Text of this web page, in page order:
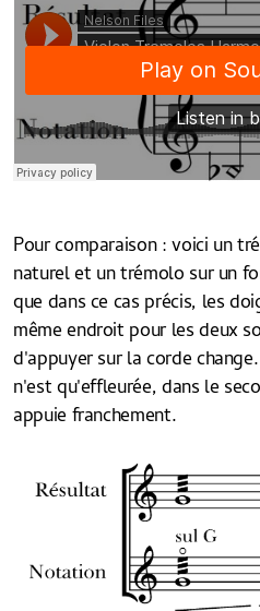
Pour comparaison : voici un
naturel et un trémolo sur un
que dans ce cas précis, les
même endroit pour les deux
d'appuyer sur la corde
n'est qu'effleurée, dans le
appuie franchement.